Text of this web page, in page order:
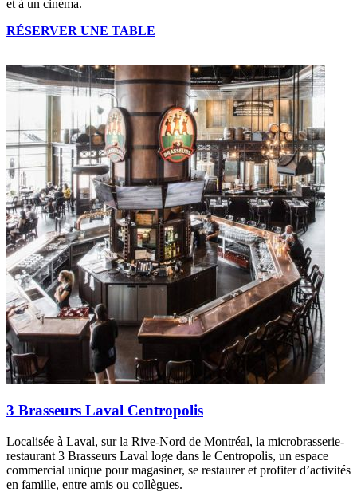
et à un cinéma.
RÉSERVER UNE TABLE
3 Brasseurs Laval Centropolis
Localisée à Laval, sur la Rive-Nord de Montréal, la microbrasserie-
restaurant 3 Brasseurs Laval loge dans le Centropolis, un espace
commercial unique pour magasiner, se restaurer et profiter d’activités
en famille, entre amis ou collègues.